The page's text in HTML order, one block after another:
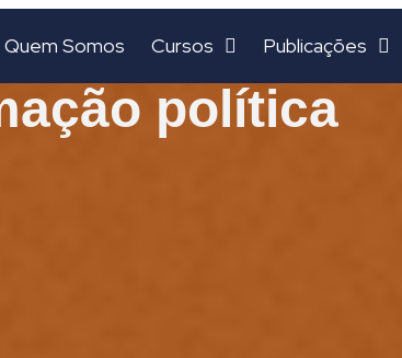
Quem Somos Cursos Publicações
política